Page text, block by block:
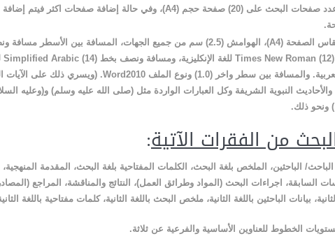
صفحات البحث على (20) صفحة حجم (A4)، وفي حالة إضافة صفحات اكثر فيتم إضافة
الصفحة (A4
)، الهوامش (2.5) سم من جميع الجهات، المسافة بين الأسطر
(12) للغة الإنكليزية، ومسافة ونصف بخط (14)
والمسافة بين سطر واخر (1.0) ونوع الملف Word2010. (ويسري ذلك على الآيات
والأحاديث النبوية الشريفة وكل العبارات الواردة مثل (صلى الله عليه وسلم) و(وعليه
ونحو ذلك.
من الفقرات الآتية:
الباحث/ الباحثين، الملخص بلغة البحث، الكلمات المفتاحية بلغة البحث، المقدمة المنهجية،
السابقة، اجراءات البحث (المواد وطرائق العمل)، النتائج والمناقشة، المراجع
بيانات الباحثين باللغة الثانية، ملخص البحث باللغة الثانية، كلمات مفتاحية باللغة
الخطوط للعناوين الأساسية والفرعية عن ثلاثة.